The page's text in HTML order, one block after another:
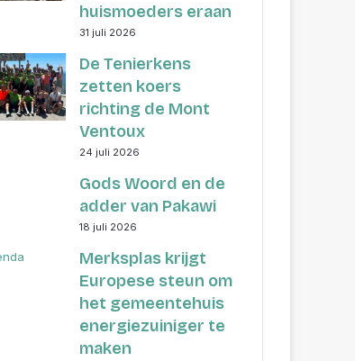
huismoeders eraan
31 juli 2026
De Tenierkens
zetten koers
richting de Mont
Ventoux
24 juli 2026
Gods Woord en de
adder van Pakawi
18 juli 2026
Merksplas krijgt
Europese steun om
het gemeentehuis
energiezuiniger te
maken